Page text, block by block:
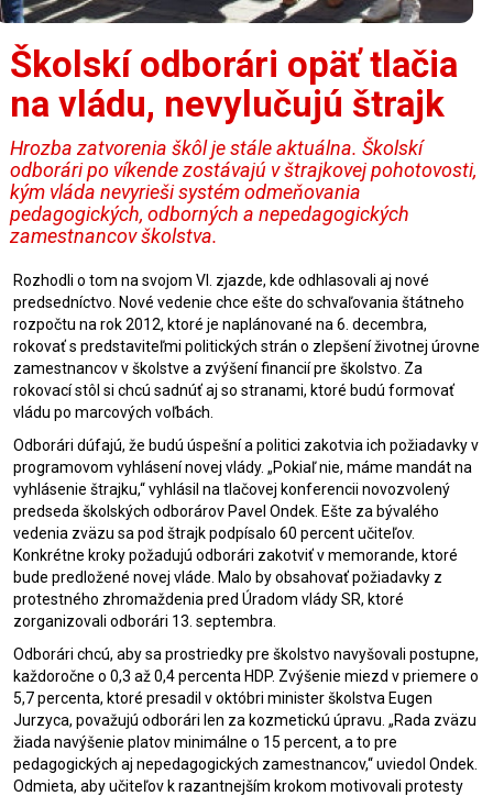
Školskí odborári opäť tlačia
na vládu, nevylučujú štrajk
Hrozba zatvorenia škôl je stále aktuálna. Školskí
odborári po víkende zostávajú v štrajkovej pohotovosti,
kým vláda nevyrieši systém odmeňovania
pedagogických, odborných a nepedagogických
zamestnancov školstva.
Rozhodli o tom na svojom VI. zjazde, kde odhlasovali aj nové
predsedníctvo. Nové vedenie chce ešte do schvaľovania štátneho
rozpočtu na rok 2012, ktoré je naplánované na 6. decembra,
rokovať s predstaviteľmi politických strán o zlepšení životnej úrovne
zamestnancov v školstve a zvýšení financií pre školstvo. Za
rokovací stôl si chcú sadnúť aj so stranami, ktoré budú formovať
vládu po marcových voľbách.
Odborári dúfajú, že budú úspešní a politici zakotvia ich požiadavky v
programovom vyhlásení novej vlády. „Pokiaľ nie, máme mandát na
vyhlásenie štrajku,“ vyhlásil na tlačovej konferencii novozvolený
predseda školských odborárov Pavel Ondek. Ešte za bývalého
vedenia zväzu sa pod štrajk podpísalo 60 percent učiteľov.
Konkrétne kroky požadujú odborári zakotviť v memorande, ktoré
bude predložené novej vláde. Malo by obsahovať požiadavky z
protestného zhromaždenia pred Úradom vlády SR, ktoré
zorganizovali odborári 13. septembra.
Odborári chcú, aby sa prostriedky pre školstvo navyšovali postupne,
každoročne o 0,3 až 0,4 percenta HDP. Zvýšenie miezd v priemere o
5,7 percenta, ktoré presadil v októbri minister školstva Eugen
Jurzyca, považujú odborári len za kozmetickú úpravu. „Rada zväzu
žiada navýšenie platov minimálne o 15 percent, a to pre
pedagogických aj nepedagogických zamestnancov,“ uviedol Ondek.
Odmieta, aby učiteľov k razantnejším krokom motivovali protesty